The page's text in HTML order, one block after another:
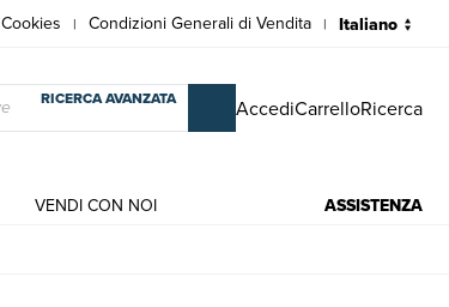
Cookies | Condizioni Generali di Vendita |
RICERCA AVANZATA AccediCarrelloRicerca
VENDI CON NOI ASSISTENZA